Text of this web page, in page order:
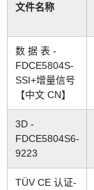
文件名称
数 据 表 -
FDCE5804S-
SSI+增量信号
【中文 CN】
3D -
FDCE5804S6-
9223
TÜV CE 认证-